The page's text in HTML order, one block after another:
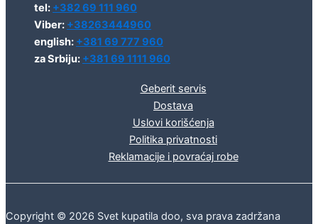
tel: +382 69 111 960
Viber: +38263444960
english: +381 69 777 960
za Srbiju: +381 69 1111 960
Geberit servis
Dostava
Uslovi korišćenja
Politika privatnosti
Reklamacije i povraćaj robe
Copyright © 2026 Svet kupatila doo, sva prava zadržana